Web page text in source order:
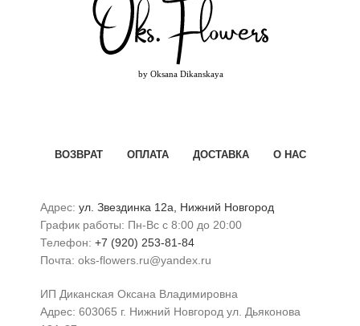
ВОЗВРАТ ОПЛАТА ДОСТАВКА О НАС
Адрес: ул. Звездинка 12а, Нижний Новгород
График работы: Пн-Вс с 8:00 до 20:00
Телефон: +7 (920) 253-81-84
Почта: oks-flowers.ru@yandex.ru
ИП Диканская Оксана Владимировна
Адрес: 603065 г. Нижний Новгород ул. Дьяконова